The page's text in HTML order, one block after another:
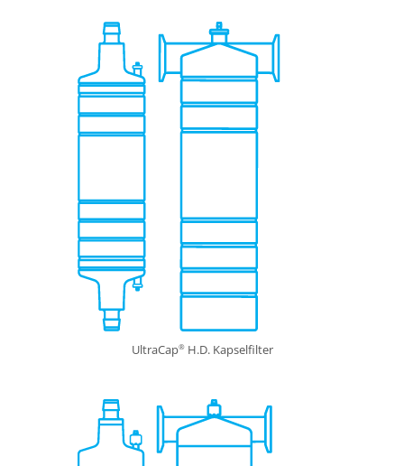
UltraCap®H.D. Kapselfilter